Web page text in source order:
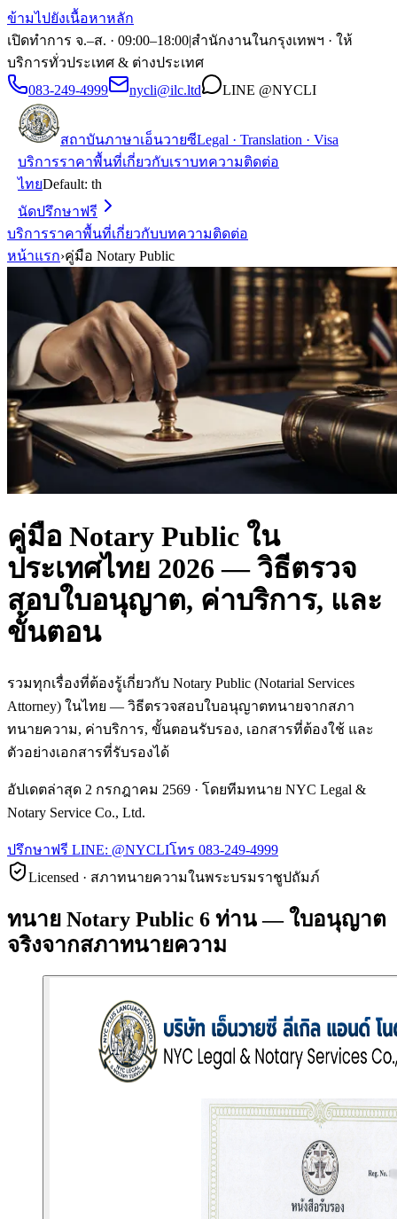
ข้ามไปยังเนื้อหาหลัก
เปิดทำการ จ.–ส. · 09:00–18:00|สำนักงานในกรุงเทพฯ · ให้
บริการทั่วประเทศ & ต่างประเทศ
083-249-4999
nycli@ilc.ltd LINE @NYCLI
สถาบันภาษาเอ็นวายซีLegal · Translation · Visa
บริการราคาพื้นที่เกี่ยวกับเราบทความติดต่อ
ไทยDefault: th
นัดปรึกษาฟรี
บริการราคาพื้นที่เกี่ยวกับบทความติดต่อ
หน้าแรก›คู่มือ Notary Public
คู่มือ Notary Public ใน
ประเทศไทย 2026 — วิธีตรวจ
สอบใบอนุญาต, ค่าบริการ, และ
ขั้นตอน
รวมทุกเรื่องที่ต้องรู้เกี่ยวกับ Notary Public (Notarial Services
Attorney) ในไทย — วิธีตรวจสอบใบอนุญาตทนายจากสภา
ทนายความ, ค่าบริการ, ขั้นตอนรับรอง, เอกสารที่ต้องใช้ และ
ตัวอย่างเอกสารที่รับรองได้
อัปเดตล่าสุด 2 กรกฎาคม 2569 · โดยทีมทนาย NYC Legal &
Notary Service Co., Ltd.
ปรึกษาฟรี LINE: @NYCLIโทร 083-249-4999
Licensed · สภาทนายความในพระบรมราชูปถัมภ์
ทนาย Notary Public 6 ท่าน — ใบอนุญาต
จริงจากสภาทนายความ